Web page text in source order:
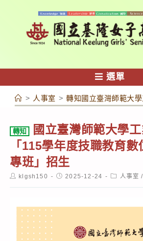
容
選單
> 人事室 > 轉知國立臺灣師範大
轉知
國立臺灣師範大學
「115學年度技職教育
專班」招生
Postklgsh150
Post2025-12-24
Post人事室 /